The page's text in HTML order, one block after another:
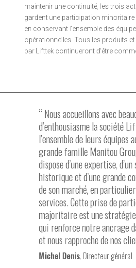
maintenir une continuité, les trois
gardent une participation
en conservant l’ensemble des
opérationnelles. Tous les produits
par Lifttek continueront d’être
Nous accueillons avec
d’enthousiasme la société
l’ensemble de leurs équipes
grande famille Manitou
dispose d’une expertise,
historique et d’une grande
de son marché, en
services. Cette prise de
majoritaire est une
qui renforce notre ancrage
et nous rapproche de nos
Michel Denis, Directeur général